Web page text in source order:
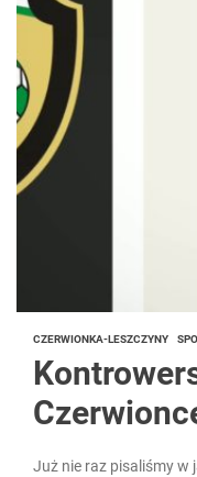
CZERWIONKA-LESZCZYNY
Już nie raz pisaliśmy w